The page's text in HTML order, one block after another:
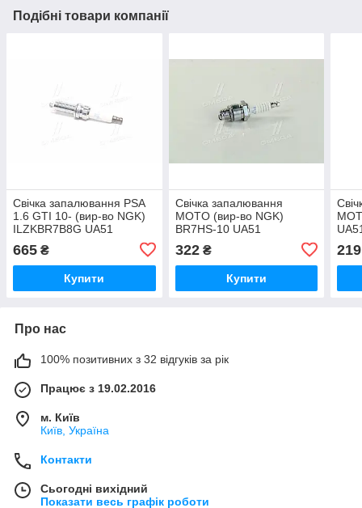
Подібні товари компанії
Свічка запалювання PSA
1.6 GTI 10- (вир-во NGK)
ILZKBR7B8G UA51
665 ₴
Купити
Свічка запалювання
MOTO (вир-во NGK)
BR7HS-10 UA51
322₴
Купити
219
Про нас
100% позитивних з 32 відгуків за рік
Працює з 19.02.2016
м. Київ
Київ, Україна
Контакти
Сьогодні вихідний
Показати весь графік роботи